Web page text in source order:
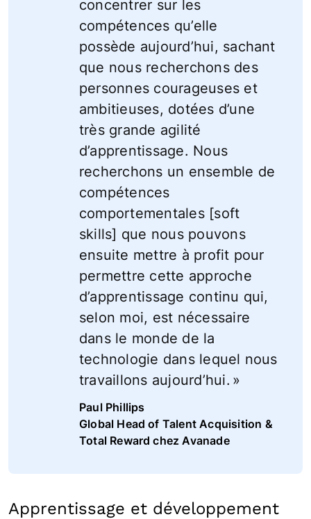
concentrer sur les
compétences qu’elle
possède aujourd’hui, sachant
que nous recherchons des
personnes courageuses et
ambitieuses, dotées d’une
très grande agilité
d’apprentissage. Nous
recherchons un ensemble de
compétences
comportementales [soft
skills] que nous pouvons
ensuite mettre à profit pour
permettre cette approche
d’apprentissage continu qui,
selon moi, est nécessaire
dans le monde de la
technologie dans lequel nous
travaillons aujourd’hui. »
Paul Phillips
Global Head of Talent Acquisition &
Total Reward chez Avanade
Apprentissage et développement